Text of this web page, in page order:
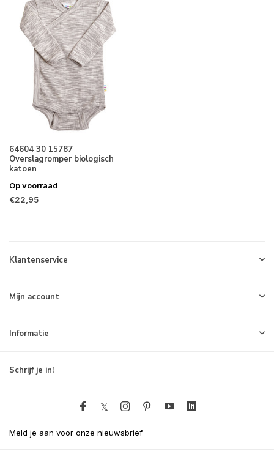
64604 30 15787
Overslagromper biologisch
katoen
Op voorraad
€22,95
Klantenservice
Mijn account
Informatie
Schrijf je in!
Meld je aan voor onze nieuwsbrief